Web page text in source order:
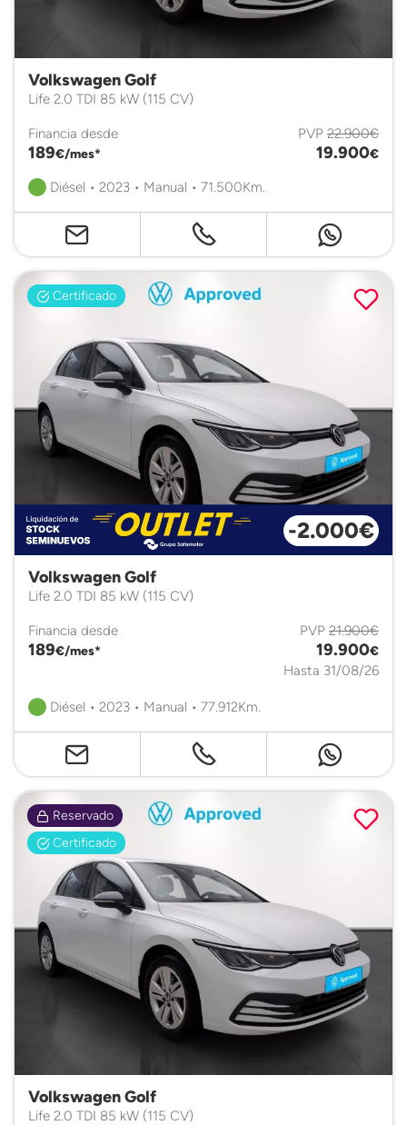
Volkswagen Golf
Life 2.0 TDI 85 kW (115 CV)
Financia desde
189€/mes*
PVP 22.900€
19.900€
Diésel • 2023 • Manual • 71.500Km.
Certificado
-2.000€
Volkswagen Golf
Life 2.0 TDI 85 kW (115 CV)
Financia desde
189€/mes*
PVP 21.900€
19.900€
Hasta 31/08/26
Diésel • 2023 • Manual • 77.912Km.
Reservado
Certificado
Volkswagen Golf
Life 2.0 TDI 85 kW (115 CV)